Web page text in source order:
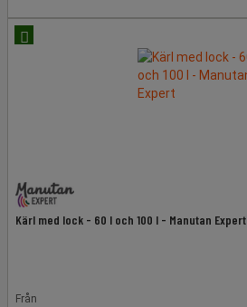
Kärl med lock - 60 l och 100 l - Manutan Expert
Från